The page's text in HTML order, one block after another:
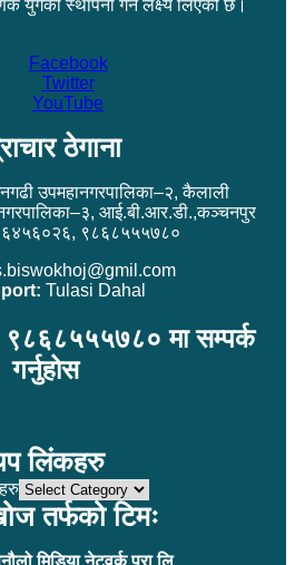
युगको स्थापना गर्ने लक्ष्य लिएको छ।
Facebook
Twitter
YouTube
ठेगाना
उपमहानगरपालिका–२, कैलाली
आई.बी.आर.डी.,कञ्चनपुर
९८६८५५५७८०
Tulasi Dahal
९८६८५५५७८० मा सम्पर्क
गर्नुहोस
लिंकहरु
तर्फको टिमः
मिडिया नेटवर्क प्रा.लि.